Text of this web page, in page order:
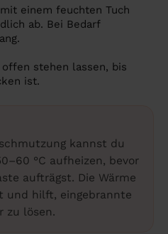
einem feuchten Tuch
ab. Bei Bedarf
stehen lassen, bis
ist.
kannst du
°C aufheizen, bevor
aufträgst. Die Wärme
und hilft, eingebrannte
zu lösen.